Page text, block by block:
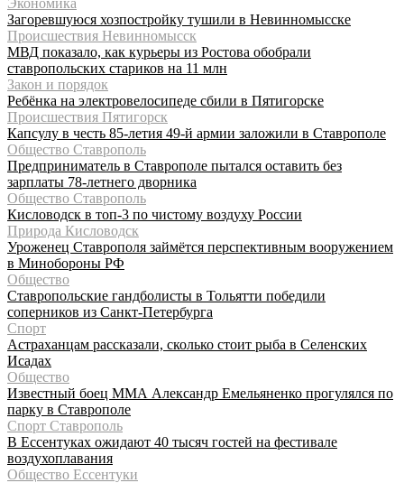
Загоревшуюся хозпостройку тушили в Невинномысске
Происшествия Невинномысск
МВД показало, как курьеры из Ростова обобрали
ставропольских стариков на 11 млн
Закон и порядок
Ребёнка на электровелосипеде сбили в Пятигорске
Происшествия Пятигорск
Капсулу в честь 85-летия 49-й армии заложили в Ставрополе
Общество Ставрополь
Предприниматель в Ставрополе пытался оставить без
зарплаты 78-летнего дворника
Общество Ставрополь
Кисловодск в топ-3 по чистому воздуху России
Природа Кисловодск
Уроженец Ставрополя займётся перспективным вооружением
в Минобороны РФ
Общество
Ставропольские гандболисты в Тольятти победили
соперников из Санкт-Петербурга
Спорт
Астраханцам рассказали, сколько стоит рыба в Селенских
Исадах
Общество
Известный боец ММА Александр Емельяненко прогулялся по
парку в Ставрополе
Спорт Ставрополь
В Ессентуках ожидают 40 тысяч гостей на фестивале
воздухоплавания
Общество Ессентуки